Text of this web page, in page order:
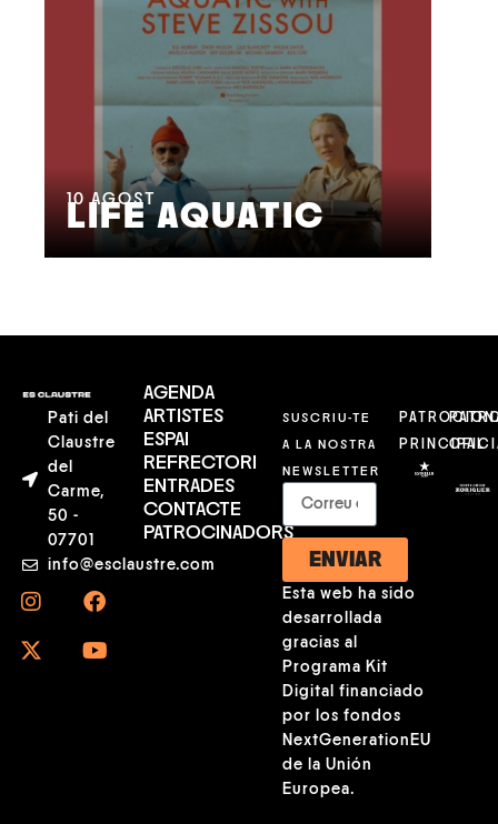
10 AGOST
LIFE AQUATIC
Pati del
Claustre
del
Carme,
50 -
07701
info@esclaustre.com
AGENDA
ARTISTES
ESPAI
REFRECTORI
ENTRADES
CONTACTE
PATROCINADORS
SUSCRIU-TE
A LA NOSTRA
NEWSLETTER
ENVIAR
Esta web ha sido
desarrollada
gracias al
Programa Kit
Digital financiado
por los fondos
NextGenerationEU
de la Unión
Europea.
PRINCIPAL